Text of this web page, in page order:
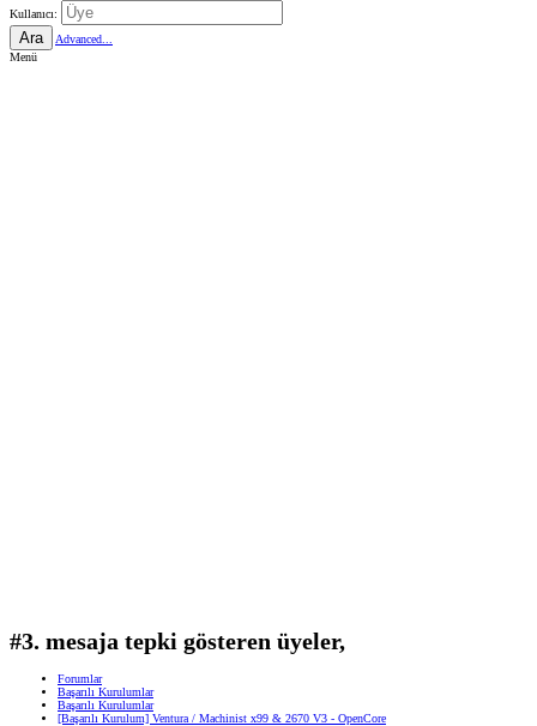
Kullanıcı:
Ara
Advanced...
Menü
#3. mesaja tepki gösteren üyeler,
Forumlar
Başarılı Kurulumlar
Başarılı Kurulumlar
[Başarılı Kurulum] Ventura / Machinist x99 & 2670 V3 - OpenCore